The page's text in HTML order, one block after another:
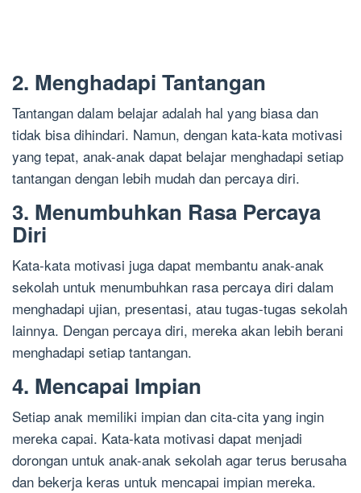
2. Menghadapi Tantangan
Tantangan dalam belajar adalah hal yang biasa dan
tidak bisa dihindari. Namun, dengan kata-kata motivasi
yang tepat, anak-anak dapat belajar menghadapi setiap
tantangan dengan lebih mudah dan percaya diri.
3. Menumbuhkan Rasa Percaya
Diri
Kata-kata motivasi juga dapat membantu anak-anak
sekolah untuk menumbuhkan rasa percaya diri dalam
menghadapi ujian, presentasi, atau tugas-tugas sekolah
lainnya. Dengan percaya diri, mereka akan lebih berani
menghadapi setiap tantangan.
4. Mencapai Impian
Setiap anak memiliki impian dan cita-cita yang ingin
mereka capai. Kata-kata motivasi dapat menjadi
dorongan untuk anak-anak sekolah agar terus berusaha
dan bekerja keras untuk mencapai impian mereka.